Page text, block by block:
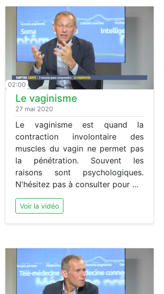
02:00
Le vaginisme
27 mai 2020
Le vaginisme est quand la
contraction involontaire des
muscles du vagin ne permet pas
la pénétration. Souvent les
raisons sont psychologiques.
N'hésitez pas à consulter pour ...
Voir la vidéo